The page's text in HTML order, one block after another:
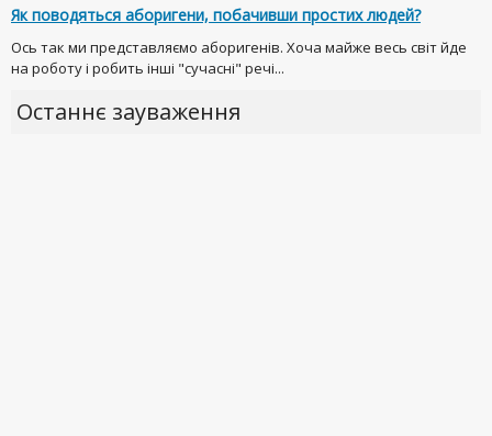
Як поводяться аборигени, побачивши простих людей?
Ось так ми представляємо аборигенів. Хоча майже весь світ йде
на роботу і робить інші "сучасні" речі...
Останнє зауваження